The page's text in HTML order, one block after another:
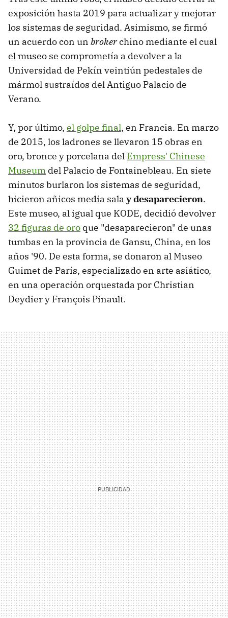
exposición hasta 2019 para actualizar y mejorar
los sistemas de seguridad. Asimismo, se firmó
un acuerdo con un brokerchino mediante el cual
el museo se comprometía a devolver a la
Universidad de Pekín veintiún pedestales de
mármol sustraídos del Antiguo Palacio de
Verano.
Y, por último, el golpe final, en Francia. En marzo
de 2015, los ladrones se llevaron 15 obras en
oro, bronce y porcelana del Empress' Chinese
Museum del Palacio de Fontainebleau. En siete
minutos burlaron los sistemas de seguridad,
hicieron añicos media sala y desaparecieron.
Este museo, al igual que KODE, decidió devolver
32 figuras de oro que "desaparecieron" de unas
tumbas en la provincia de Gansu, China, en los
años '90. De esta forma, se donaron al Museo
Guimet de París, especializado en arte asiático,
en una operación orquestada por Christian
Deydier y François Pinault.